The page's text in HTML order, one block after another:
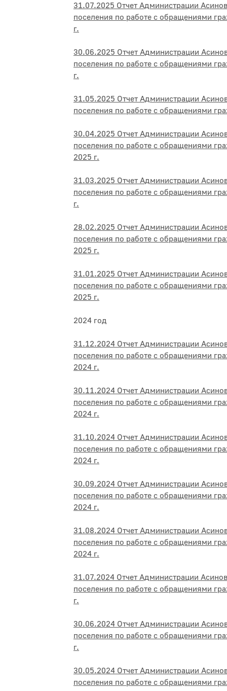
31.07.2025 Отчет Администрации
поселения по работе с обращениями
г.
30.06.2025 Отчет Администрации
поселения по работе с обращениями
г.
31.05.2025 Отчет Администрации
поселения по работе с обращениями
30.04.2025 Отчет Администрации
поселения по работе с обращениями
2025 г.
31.03.2025 Отчет Администрации
поселения по работе с обращениями
г.
28.02.2025 Отчет Администрации
поселения по работе с обращениями
2025 г.
31.01.2025 Отчет Администрации
поселения по работе с обращениями
2025 г.
2024 год
31.12.2024 Отчет Администрации
поселения по работе с обращениями
2024 г.
30.11.2024 Отчет Администрации
поселения по работе с обращениями
2024 г.
31.10.2024 Отчет Администрации
поселения по работе с обращениями
2024 г.
30.09.2024 Отчет Администрации
поселения по работе с обращениями
2024 г.
31.08.2024 Отчет Администрации
поселения по работе с обращениями
2024 г.
31.07.2024 Отчет Администрации
поселения по работе с обращениями
г.
30.06.2024 Отчет Администрации
поселения по работе с обращениями
г.
30.05.2024 Отчет Администрации
поселения по работе с обращениями